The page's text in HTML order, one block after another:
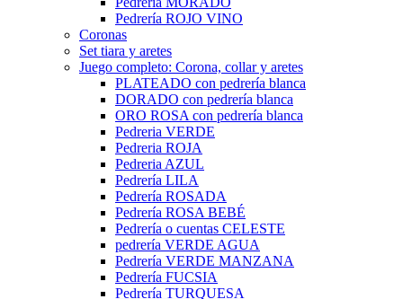
Pedrería ROJO VINO
Coronas
Set tiara y aretes
Juego completo: Corona, collar y aretes
PLATEADO con pedrería blanca
DORADO con pedrería blanca
ORO ROSA con pedrería blanca
Pedreria VERDE
Pedreria ROJA
Pedreria AZUL
Pedrería LILA
Pedrería ROSADA
Pedrería ROSA BEBÉ
Pedrería o cuentas CELESTE
pedrería VERDE AGUA
Pedrería VERDE MANZANA
Pedrería FUCSIA
Pedrería TURQUESA